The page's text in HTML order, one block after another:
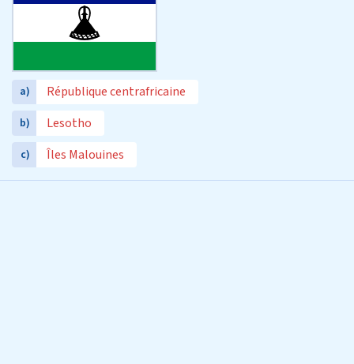
a) République centrafricaine
b) Lesotho
c) Îles Malouines